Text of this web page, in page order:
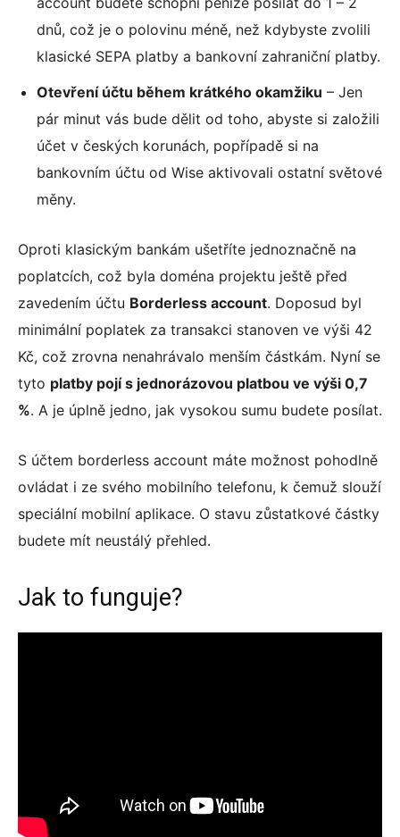
dnů, což je o polovinu méně, než kdybyste zvolili
klasické SEPA platby a bankovní zahraniční platby.
Otevření účtu během krátkého okamžiku – Jen
pár minut vás bude dělit od toho, abyste si založili
účet v českých korunách, popřípadě si na
bankovním účtu od Wise aktivovali ostatní světové
měny.
Oproti klasickým bankám ušetříte jednoznačně na
poplatcích, což byla doména projektu ještě před
zavedením účtu Borderless account. Doposud byl
minimální poplatek za transakci stanoven ve výši 42
Kč, což zrovna nenahrávalo menším částkám. Nyní se
tyto platby pojí s jednorázovou platbou ve výši 0,7
%. A je úplně jedno, jak vysokou sumu budete posílat.
S účtem borderless account máte možnost pohodlně
ovládat i ze svého mobilního telefonu, k čemuž slouží
speciální mobilní aplikace. O stavu zůstatkové částky
budete mít neustálý přehled.
Jak to funguje?